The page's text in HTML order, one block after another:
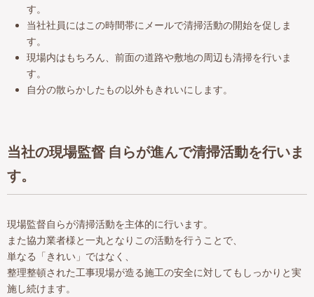
す。
当社社員にはこの時間帯にメールで清掃活動の開始を促しま
す。
現場内はもちろん、前面の道路や敷地の周辺も清掃を行いま
す。
自分の散らかしたもの以外もきれいにします。
当社の現場監督 自らが進んで清掃活動を行いま
す。
現場監督自らが清掃活動を主体的に行います。
また協力業者様と一丸となりこの活動を行うことで、
単なる「きれい」ではなく、
整理整頓された工事現場が造る施工の安全に対してもしっかりと実
施し続けます。